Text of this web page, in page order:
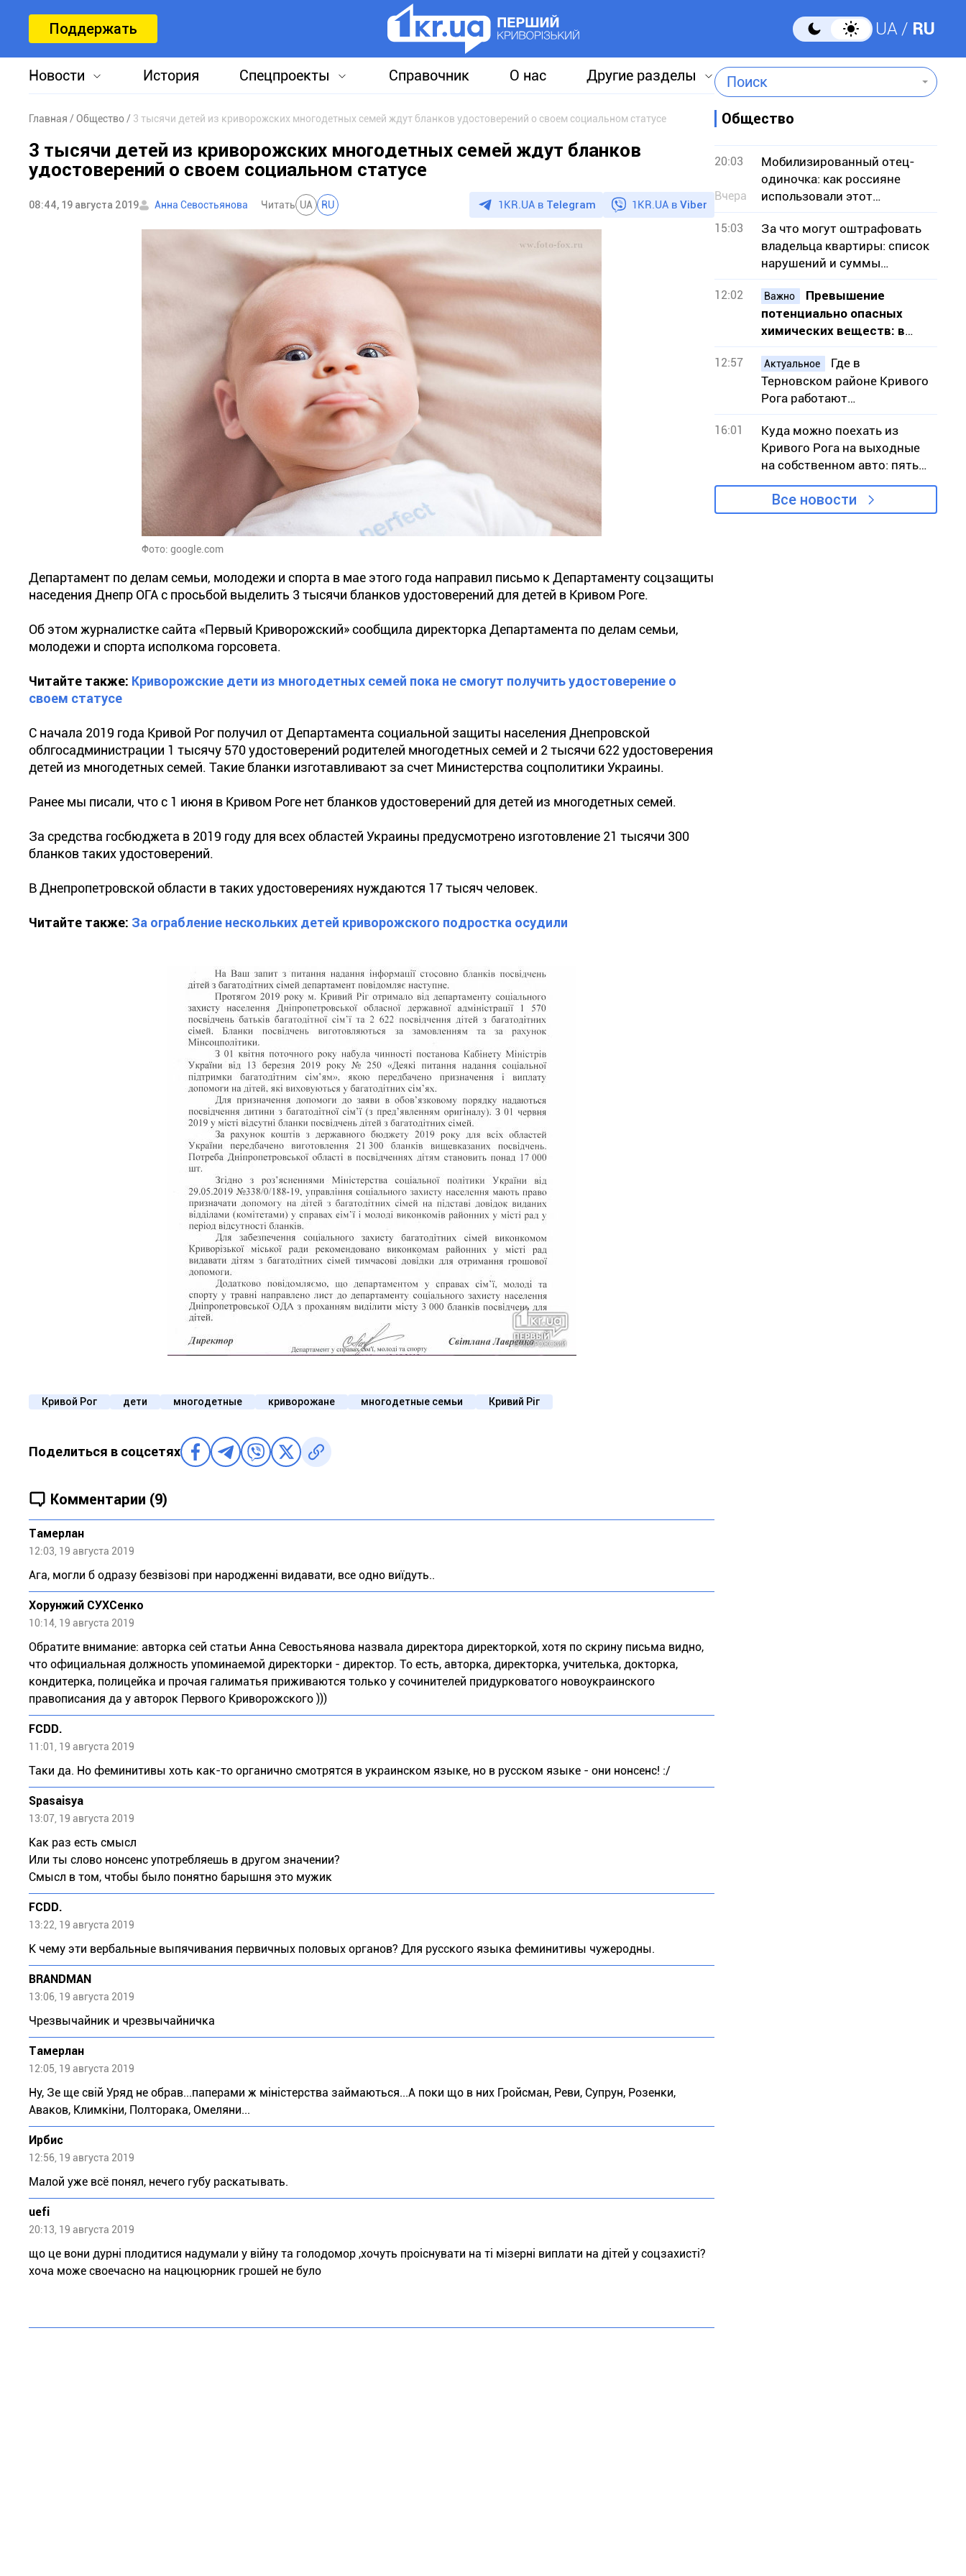
Поддержать UA RU
Новости История Спецпроекты Справочник О нас Другие разделы Поиск
Главная Общество 3 тысячи детей из криворожских многодетных семей ждут бланков удостоверений о своем социальном статусе
3 тысячи детей из криворожских многодетных семей ждут бланков
удостоверений о своем социальном статусе
08:44, 19 августа 2019 Анна Севостьянова Читать UA RU 1KR.UA в Telegram 1KR.UA в Viber
Фото: google.com
Департамент по делам семьи, молодежи и спорта в мае этого года направил письмо к Департаменту соцзащиты
наседения Днепр ОГА с просьбой выделить 3 тысячи бланков удостоверений для детей в Кривом Роге.
Об этом журналистке сайта «Первый Криворожский» сообщила директорка Департамента по делам семьи,
молодежи и спорта исполкома горсовета.
Читайте также: Криворожские дети из многодетных семей пока не смогут получить удостоверение о
своем статусе
С начала 2019 года Кривой Рог получил от Департамента социальной защиты населения Днепровской
облгосадминистрации 1 тысячу 570 удостоверений родителей многодетных семей и 2 тысячи 622 удостоверения
детей из многодетных семей. Такие бланки изготавливают за счет Министерства соцполитики Украины.
Ранее мы писали, что с 1 июня в Кривом Роге нет бланков удостоверений для детей из многодетных семей.
За средства госбюджета в 2019 году для всех областей Украины предусмотрено изготовление 21 тысячи 300
бланков таких удостоверений.
В Днепропетровской области в таких удостоверениях нуждаются 17 тысяч человек.
Читайте также: За ограбление нескольких детей криворожского подростка осудили
Кривой Рог дети многодетные криворожане многодетные семьи Кривий Ріг
Поделиться в соцсетях
Комментарии (9)
Тaмeрлан
12:03, 19 августа 2019
Ага, могли б одразу безвізові при народженні видавати, все одно виїдуть..
Хорунжий СУХСенко
10:14, 19 августа 2019
Обратите внимание: авторка сей статьи Анна Севостьянова назвала директора директоркой, хотя по скрину письма видно,
что официальная должность упоминаемой директорки - директор. То есть, авторка, директорка, учителька, докторка,
кондитерка, полицейка и прочая галиматья приживаются только у сочинителей придурковатого новоукраинского
правописания да у авторок Первого Криворожского )))
FCDD.
11:01, 19 августа 2019
Таки да. Но феминитивы хоть как-то органично смотрятся в украинском языке, но в русском языке - они нонсенс! :/
Spasaisya
13:07, 19 августа 2019
Как раз есть смысл
Или ты слово нонсенс употребляешь в другом значении?
Смысл в том, чтобы было понятно барышня это мужик
FCDD.
13:22, 19 августа 2019
К чему эти вербальные выпячивания первичных половых органов? Для русского языка феминитивы чужеродны.
BRANDMAN
13:06, 19 августа 2019
Чрезвычайник и чрезвычайничка
Тaмeрлан
12:05, 19 августа 2019
Ну, Зе ще свій Уряд не обрав...паперами ж міністерства займаються...А поки що в них Гройсман, Реви, Супрун, Розенки,
Аваков, Климкіни, Полторака, Омеляни...
Ирбис
12:56, 19 августа 2019
Малой уже всё понял, нечего губу раскатывать.
uefi
20:13, 19 августа 2019
що це вони дурні плодитися надумали у війну та голодомор ,хочуть проіснувати на ті мізерні виплати на дітей у соцзахисті?
хоча може своечасно на нацюцюрник грошей не було
Общество
20:03
Вчера
Мобилизированный отец-
одиночка: как россияне
использовали этот
информповод из Кривого
Рога
15:03
За что могут оштрафовать
владельца квартиры: список
нарушений и суммы
штрафов
12:02 Важно
Превышение
потенциально опасных
химических веществ: в
Кривом Роге проверили
качество воды после
жалобы жительницы
12:57 Актуальное
Где в
Терновском районе Кривого
Рога работают
общественные туалеты:
адреса и график
16:01
Куда можно поехать из
Кривого Рога на выходные
на собственном авто: пять
маршрутов
Все новости